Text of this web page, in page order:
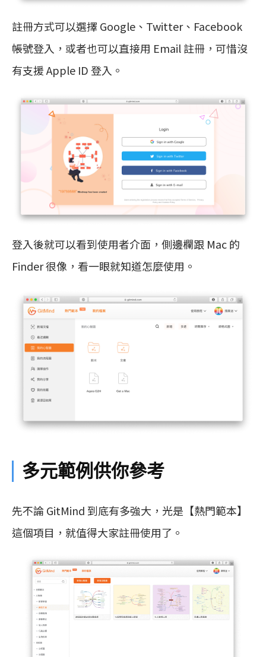
註冊方式可以選擇 Google、Twitter、Facebook
帳號登入，或者也可以直接用 Email 註冊，可惜沒
有支援 Apple ID 登入。
登入後就可以看到使用者介面，側邊欄跟 Mac 的
Finder 很像，看一眼就知道怎麼使用。
多元範例供你參考
先不論 GitMind 到底有多強大，光是【熱門範本】
這個項目，就值得大家註冊使用了。